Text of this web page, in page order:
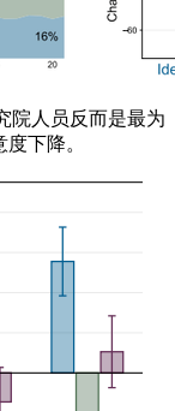
人员反而是最为
下降。